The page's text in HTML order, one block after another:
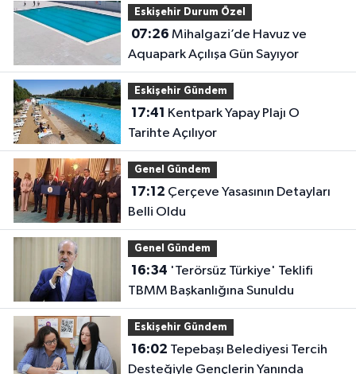
Eskişehir Durum Özel
07:26
Aquapark Açılışa Gün Sayıyor
Eskişehir Gündem
17:41
Tarihte Açılıyor
Genel Gündem
17:12
Belli Oldu
Genel Gündem
16:34
TBMM Başkanlığına Sunuldu
Eskişehir Gündem
16:02
Desteğiyle Gençlerin Yanında